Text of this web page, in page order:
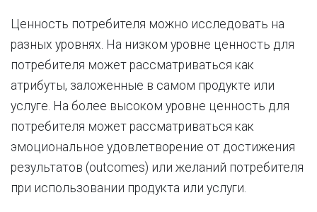
Ценность потребителя можно исследовать на
разных уровнях. На низком уровне ценность для
потребителя может рассматриваться как
атрибуты, заложенные в самом продукте или
услуге. На более высоком уровне ценность для
потребителя может рассматриваться как
эмоциональное удовлетворение от достижения
результатов (outcomes) или желаний потребителя
при использовании продукта или услуги.